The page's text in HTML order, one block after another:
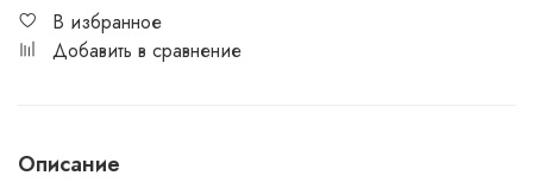
В избранное
Добавить в сравнение
Описание